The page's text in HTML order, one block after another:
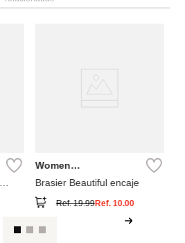
Women
Brasier Beautiful encaje
Ref.19.99Ref. 10.00